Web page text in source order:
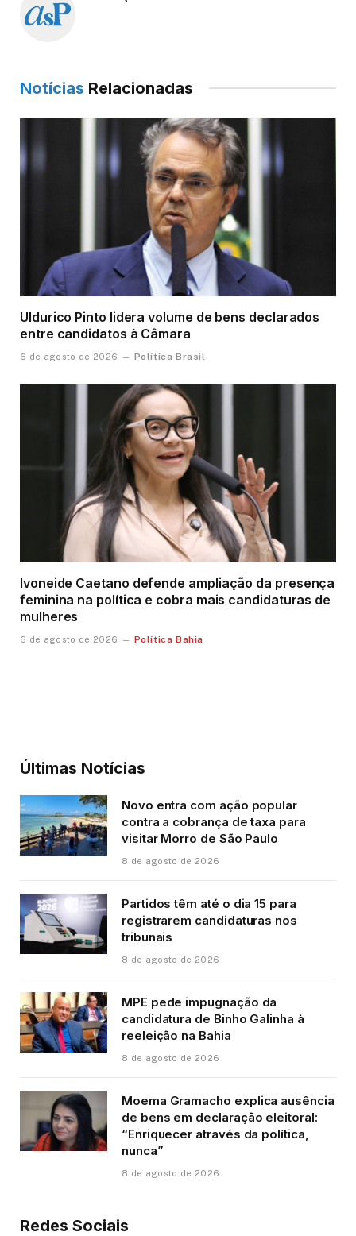
Notícias Relacionadas
Uldurico Pinto lidera volume de bens declarados
entre candidatos à Câmara
6 de agosto de 2026 Política Brasil
Ivoneide Caetano defende ampliação da presença
feminina na política e cobra mais candidaturas de
mulheres
6 de agosto de 2026 Política Bahia
Últimas Notícias
Novo entra com ação popular
contra a cobrança de taxa para
visitar Morro de São Paulo
8 de agosto de 2026
Partidos têm até o dia 15 para
registrarem candidaturas nos
tribunais
8 de agosto de 2026
MPE pede impugnação da
candidatura de Binho Galinha à
reeleição na Bahia
8 de agosto de 2026
Moema Gramacho explica ausência
de bens em declaração eleitoral:
“Enriquecer através da política,
nunca”
8 de agosto de 2026
Redes Sociais